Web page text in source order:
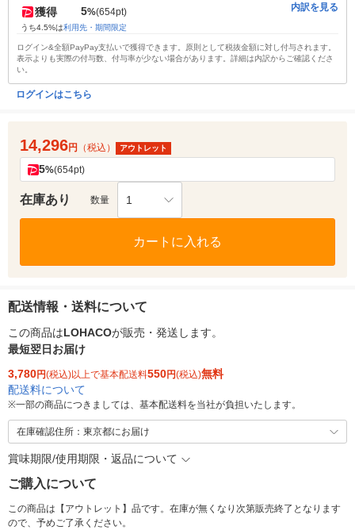
獲得 5%(654pt)
うち4.5%は利用先・期間限定
内訳を見る
ログイン&全額PayPay支払いで獲得できます。原則として税抜金額に対し付与されます。
表示よりも実際の付与数、付与率が少ない場合があります。詳細は内訳からご確認くださ
い。
ログインはこちら
14,296円 （税込） アウトレット
5%(654pt)
在庫あり 数量 1
カートに入れる
配送情報・送料について
この商品はLOHACOが販売・発送します。
最短翌日お届け
3,780円(税込)以上で基本配送料550円(税込)無料
配送料について
※一部の商品につきましては、基本配送料を当社が負担いたします。
在庫確認住所：東京都にお届け
賞味期限/使用期限・返品について
ご購入について
この商品は【アウトレット】品です。在庫が無くなり次第販売終了となります
ので、予めご了承ください。